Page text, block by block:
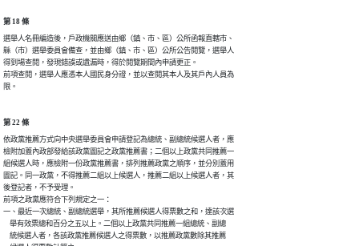
第 18 條
選舉人名冊編造後，戶政機關應送由鄉（鎮、市、區）公所函報直轄市、
縣（市）選舉委員會備查，並由鄉（鎮、市、區）公所公告閱覽，選舉人
得到場查閱，發現錯誤或遺漏時，得於閱覽期間內申請更正。
前項查閱，選舉人應憑本人國民身分證，並以查閱其本人及其戶內人員為
限。
第 22 條
依政黨推薦方式向中央選舉委員會申請登記為總統、副總統候選人者，應
檢附加蓋內政部發給該政黨圖記之政黨推薦書；二個以上政黨共同推薦一
組候選人時，應檢附一份政黨推薦書，排列推薦政黨之順序，並分別蓋用
圖記。同一政黨，不得推薦二組以上候選人，推薦二組以上候選人者，其
後登記者，不予受理。
前項之政黨應符合下列規定之一：
一、最近一次總統、副總統選舉，其所推薦候選人得票數之和，達該次選
    舉有效票總和百分之五以上。二個以上政黨共同推薦一組總統、副總
    統候選人者，各該政黨推薦候選人之得票數，以推薦政黨數除其推薦